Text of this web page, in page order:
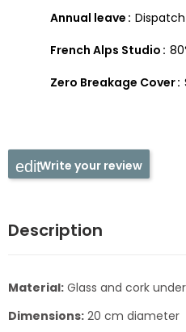
Annual leave
French Alps Studio
Zero Breakage Cover
Write your review
Description
Material: Glass and cork
Dimensions: 20 cm diameter